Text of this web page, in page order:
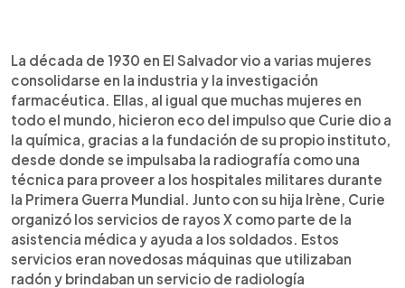
La década de 1930 en El Salvador vio a varias mujeres
consolidarse en la industria y la investigación
farmacéutica. Ellas, al igual que muchas mujeres en
todo el mundo, hicieron eco del impulso que Curie dio a
la química, gracias a la fundación de su propio instituto,
desde donde se impulsaba la radiografía como una
técnica para proveer a los hospitales militares durante
la Primera Guerra Mundial. Junto con su hija Irène, Curie
organizó los servicios de rayos X como parte de la
asistencia médica y ayuda a los soldados. Estos
servicios eran novedosas máquinas que utilizaban
radón y brindaban un servicio de radiología